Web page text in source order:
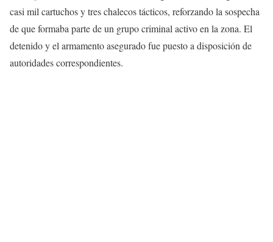
casi mil cartuchos y tres chalecos tácticos, reforzando la sospecha
de que formaba parte de un grupo criminal activo en la zona. El
detenido y el armamento asegurado fue puesto a disposición de
autoridades correspondientes.